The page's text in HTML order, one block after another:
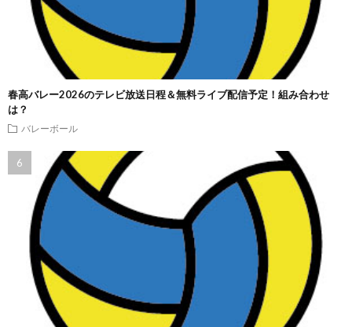
春高バレー2026のテレビ放送日程＆無料ライブ配信予定！組み合わせ
は？
バレーボール